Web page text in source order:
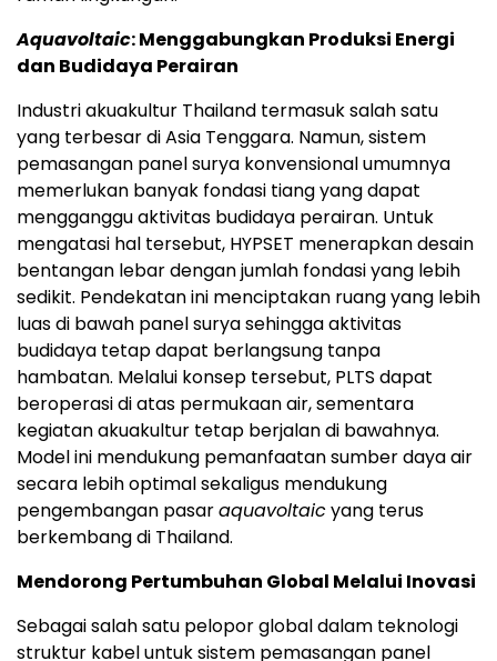
Aquavoltaic: Menggabungkan Produksi Energi
dan Budidaya Perairan
Industri akuakultur Thailand termasuk salah satu
yang terbesar di Asia Tenggara. Namun, sistem
pemasangan panel surya konvensional umumnya
memerlukan banyak fondasi tiang yang dapat
mengganggu aktivitas budidaya perairan. Untuk
mengatasi hal tersebut, HYPSET menerapkan desain
bentangan lebar dengan jumlah fondasi yang lebih
sedikit. Pendekatan ini menciptakan ruang yang lebih
luas di bawah panel surya sehingga aktivitas
budidaya tetap dapat berlangsung tanpa
hambatan. Melalui konsep tersebut, PLTS dapat
beroperasi di atas permukaan air, sementara
kegiatan akuakultur tetap berjalan di bawahnya.
Model ini mendukung pemanfaatan sumber daya air
secara lebih optimal sekaligus mendukung
pengembangan pasaraquavoltaicyang terus
berkembang di Thailand.
Mendorong Pertumbuhan Global Melalui Inovasi
Sebagai salah satu pelopor global dalam teknologi
struktur kabel untuk sistem pemasangan panel